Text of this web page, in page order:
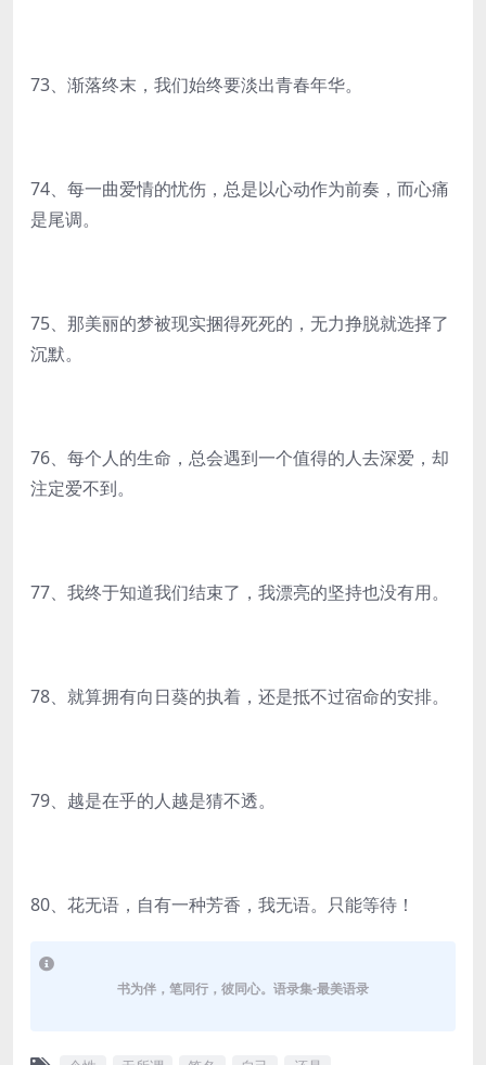
73、渐落终末，我们始终要淡出青春年华。
74、每一曲爱情的忧伤，总是以心动作为前奏，而心痛
是尾调。
75、那美丽的梦被现实捆得死死的，无力挣脱就选择了
沉默。
76、每个人的生命，总会遇到一个值得的人去深爱，却
注定爱不到。
77、我终于知道我们结束了，我漂亮的坚持也没有用。
78、就算拥有向日葵的执着，还是抵不过宿命的安排。
79、越是在乎的人越是猜不透。
80、花无语，自有一种芳香，我无语。只能等待！
书为伴，笔同行，彼同心。语录集-最美语录